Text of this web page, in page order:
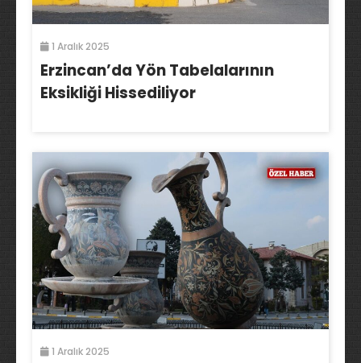
1 Aralık 2025
Erzincan’da Yön Tabelalarının
Eksikliği Hissediliyor
1 Aralık 2025